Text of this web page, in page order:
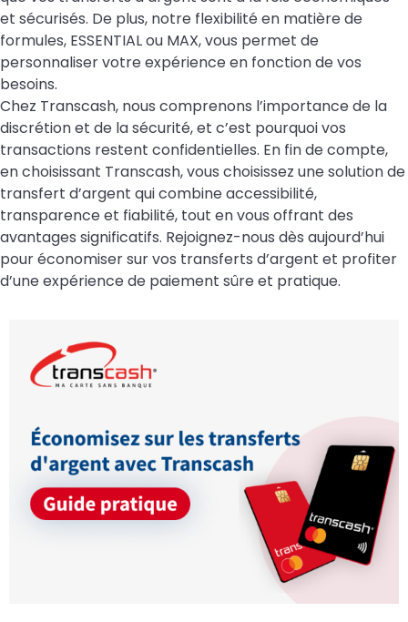
et sécurisés. De plus, notre flexibilité en matière de
formules, ESSENTIAL ou MAX, vous permet de
personnaliser votre expérience en fonction de vos
besoins.
Chez Transcash, nous comprenons l’importance de la
discrétion et de la sécurité, et c’est pourquoi vos
transactions restent confidentielles. En fin de compte,
en choisissant Transcash, vous choisissez une solution de
transfert d’argent qui combine accessibilité,
transparence et fiabilité, tout en vous offrant des
avantages significatifs. Rejoignez-nous dès aujourd’hui
pour économiser sur vos transferts d’argent et profiter
d’une expérience de paiement sûre et pratique.